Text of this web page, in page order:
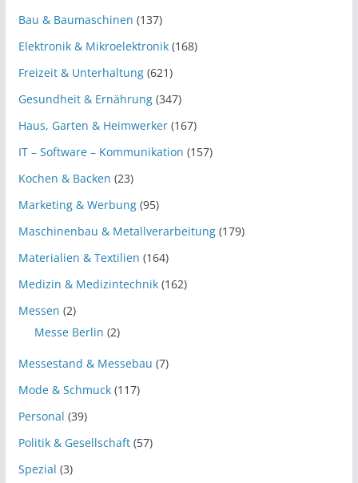
Bau & Baumaschinen (137)
Elektronik & Mikroelektronik(168)
Freizeit & Unterhaltung(621)
Gesundheit & Ernährung(347)
Haus, Garten & Heimwerker(167)
IT – Software – Kommunikation (157)
Kochen & Backen (23)
Marketing & Werbung(95)
Maschinenbau & Metallverarbeitung(179)
Materialien & Textilien (164)
Medizin & Medizintechnik(162)
Messen (2)
Messe Berlin (2)
Messestand & Messebau (7)
Mode & Schmuck(117)
Personal (39)
Politik & Gesellschaft(57)
Spezial (3)